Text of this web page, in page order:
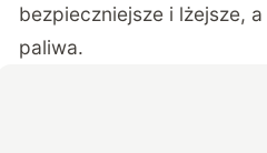
bezpieczniejsze i lżejsze,
paliwa.